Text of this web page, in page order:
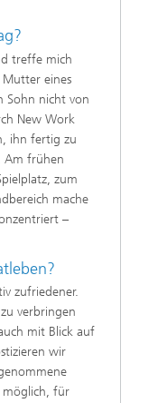
treffe mich
eines
Sohn nicht von
New Work
ihn fertig zu
Am frühen
zum
mache
–
zufriedener.
verbringen
mit Blick auf
wir
möglich, für